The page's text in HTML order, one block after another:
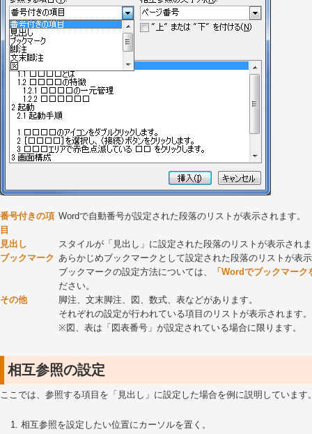
番号付きの項
目
Wordで自動番号が設定された段落のリストが表示されます。
見出し
スタイルが「見出し」に設定された段落のリストが表示され
ブックマーク あらかじめブックマークとして設定された段落のリストが表
ブックマークの設定方法については、
「Wordでブックマー
ださい。
その他
脚注、文末脚注、図、数式、表などがあります。
それぞれの設定が行われている項目のリストが表示されます。
※図、表は「図表番号」が設定されている場合に限ります。
相互参照の設定
ここでは、参照する項目を「見出し」に設定した場合を例に説明しています
相互参照を設定したい位置にカーソルを置く。